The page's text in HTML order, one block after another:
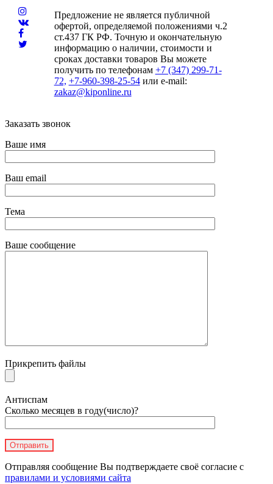
Предложение не является публичной
офертой, определяемой положениями ч.2
ст.437 ГК РФ. Точную и окончательную
информацию о наличии, стоимости и
сроках доставки товаров Вы можете
получить по телефонам +7 (347) 299-71-
72, +7-960-398-25-54или e-mail:
zakaz@kiponline.ru
Заказать звонок
Ваше имя
Ваш email
Тема
Ваше сообщение
Прикрепить файлы
Антиспам
Сколько месяцев в году(число)?
Отправляя сообщение Вы подтверждаете своё согласие с
правилами и условиями сайта